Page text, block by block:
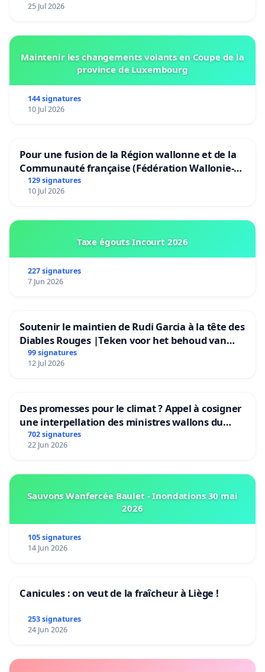
25 Jul 2026
Maintenir les changements volants en Coupe de la
province de Luxembourg
144 signatures
10 Jul 2026
Pour une fusion de la Région wallonne et de la
Communauté française (Fédération Wallonie-
Bruxelles)
129 signatures
10 Jul 2026
Taxe égouts Incourt 2026
227 signatures
7 Jun 2026
Soutenir le maintien de Rudi Garcia à la tête des
Diables Rouges |Teken voor het behoud van
Rudi Garcia als bondscoach
99 signatures
12 Jul 2026
Des promesses pour le climat ? Appel à cosigner
une interpellation des ministres wallons du
climat et de l’environnement.
702 signatures
22 Jun 2026
Sauvons Wanfercée Baulet - Inondations 30 mai
2026
105 signatures
14 Jun 2026
Canicules : on veut de la fraîcheur à Liège !
253 signatures
24 Jun 2026